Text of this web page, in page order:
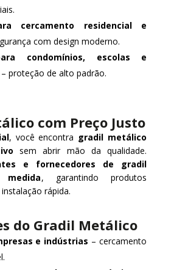
cercamento residencial e
com design moderno.
condomínios, escolas e
– proteção de alto padrão.
com Preço Justo
, você encontra gradil metálico
sem abrir mão da qualidade.
e fornecedores de gradil
, garantindo produtos
rápida.
do Gradil Metálico
e indústrias – cercamento